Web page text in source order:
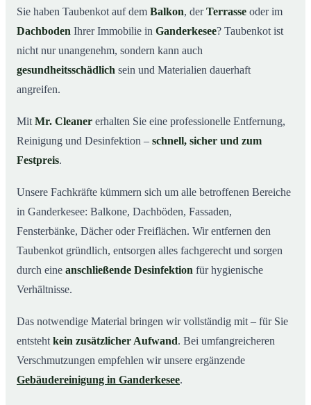
Taubenkot entfernen in Ganderkesee & Umgebung
05 Jetzt Angebot für die Taubenkot-Entfernung in
entfernt
Sie haben Taubenkot auf dem Balkon, derTerrasse oder im
Dachboden Ihrer Immobilie in Ganderkesee? Taubenkot ist
nicht nur unangenehm, sondern kann auch
gesundheitsschädlich sein und Materialien dauerhaft
angreifen.
Mit Mr. Cleaner erhalten Sie eine professionelle Entfernung,
Reinigung und Desinfektion – schnell, sicher und zum
Festpreis.
Unsere Fachkräfte kümmern sich um alle betroffenen Bereiche
in Ganderkesee: Balkone, Dachböden, Fassaden,
Fensterbänke, Dächer oder Freiflächen. Wir entfernen den
Taubenkot gründlich, entsorgen alles fachgerecht und sorgen
durch eine anschließende Desinfektion für hygienische
Verhältnisse.
Das notwendige Material bringen wir vollständig mit – für Sie
entsteht kein zusätzlicher Aufwand. Bei umfangreicheren
Verschmutzungen empfehlen wir unsere ergänzende
Gebäudereinigung in Ganderkesee.